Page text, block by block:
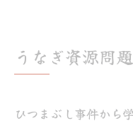
うなぎ資源問
ひつまぶし事件から